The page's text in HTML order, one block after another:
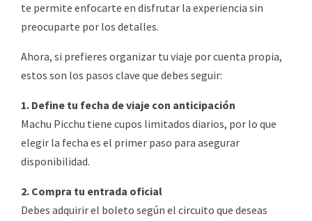
te permite enfocarte en disfrutar la experiencia sin
preocuparte por los detalles.
Ahora, si prefieres organizar tu viaje por cuenta propia,
estos son los pasos clave que debes seguir:
1. Define tu fecha de viaje con anticipación
Machu Picchu tiene cupos limitados diarios, por lo que
elegir la fecha es el primer paso para asegurar
disponibilidad.
2. Compra tu entrada oficial
Debes adquirir el boleto según el circuito que deseas